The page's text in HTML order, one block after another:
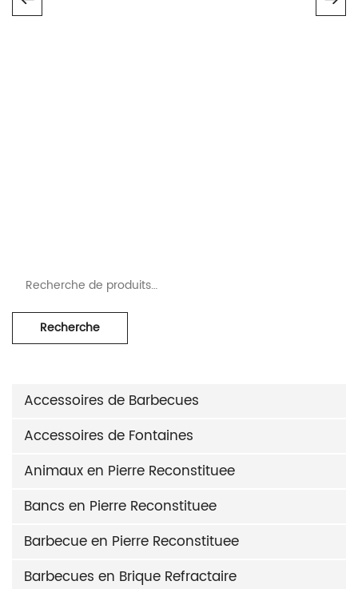
Recherche
Accessoires de Barbecues
Accessoires de Fontaines
Animaux en Pierre Reconstituee
Bancs en Pierre Reconstituee
Barbecue en Pierre Reconstituee
Barbecues en Brique Refractaire